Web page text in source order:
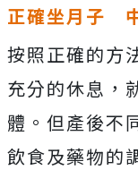
正確坐月子
按照正確的方
充分的休息，
體。但產後不
飲食及藥物的